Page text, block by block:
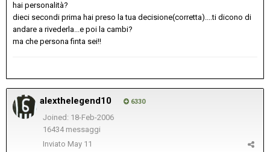
hai personalità?
dieci secondi prima hai preso la tua decisione(corretta)....ti dicono di
andare a rivederla...e poi la cambi?
ma che persona finta sei!!
alexthelegend10 6330
Joined: 18-Feb-2006
16434 messaggi
Inviato May 11